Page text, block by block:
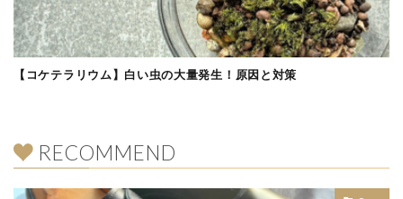
【コケテラリウム】白い虫の大量発生！原因と対策
RECOMMEND